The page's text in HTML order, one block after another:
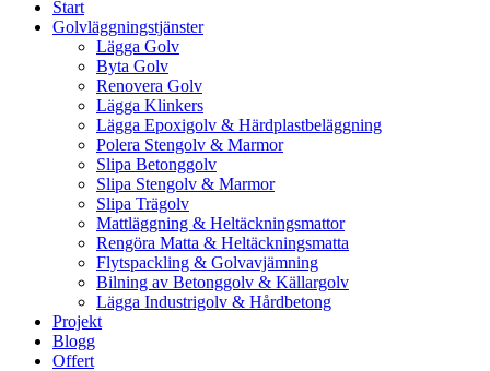
Start
Golvläggningstjänster
Lägga Golv
Byta Golv
Renovera Golv
Lägga Klinkers
Lägga Epoxigolv & Härdplastbeläggning
Polera Stengolv & Marmor
Slipa Betonggolv
Slipa Stengolv & Marmor
Slipa Trägolv
Mattläggning & Heltäckningsmattor
Rengöra Matta & Heltäckningsmatta
Flytspackling & Golvavjämning
Bilning av Betonggolv & Källargolv
Lägga Industrigolv & Hårdbetong
Projekt
Blogg
Offert